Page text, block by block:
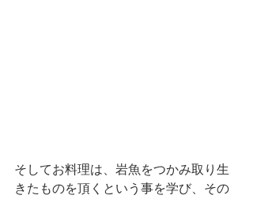
そしてお料理は、岩魚をつかみ取り生
きたものを頂くという事を学び、その